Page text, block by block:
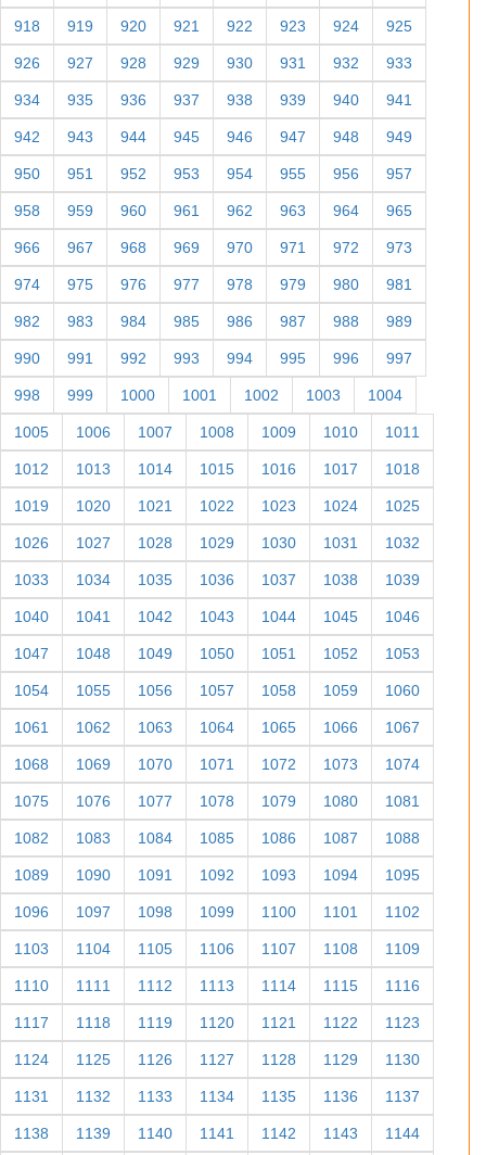
918 919 920 921 922 923 924 925
926 927 928 929 930 931 932 933
934 935 936 937 938 939 940 941
942 943 944 945 946 947 948 949
950 951 952 953 954 955 956 957
958 959 960 961 962 963 964 965
966 967 968 969 970 971 972 973
974 975 976 977 978 979 980 981
982 983 984 985 986 987 988 989
990 991 992 993 994 995 996 997
998 999 1000 1001 1002 1003 1004
1005 1006 1007 1008 1009 1010 1011
1012 1013 1014 1015 1016 1017 1018
1019 1020 1021 1022 1023 1024 1025
1026 1027 1028 1029 1030 1031 1032
1033 1034 1035 1036 1037 1038 1039
1040 1041 1042 1043 1044 1045 1046
1047 1048 1049 1050 1051 1052 1053
1054 1055 1056 1057 1058 1059 1060
1061 1062 1063 1064 1065 1066 1067
1068 1069 1070 1071 1072 1073 1074
1075 1076 1077 1078 1079 1080 1081
1082 1083 1084 1085 1086 1087 1088
1089 1090 1091 1092 1093 1094 1095
1096 1097 1098 1099 1100 1101 1102
1103 1104 1105 1106 1107 1108 1109
1110 1111 1112 1113 1114 1115 1116
1117 1118 1119 1120 1121 1122 1123
1124 1125 1126 1127 1128 1129 1130
1131 1132 1133 1134 1135 1136 1137
1138 1139 1140 1141 1142 1143 1144